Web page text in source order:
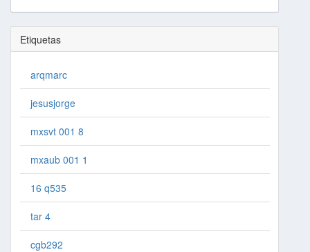
Etiquetas
arqmarc
jesusjorge
mxsvt 001 8
mxaub 001 1
16 q535
tar 4
cgb292